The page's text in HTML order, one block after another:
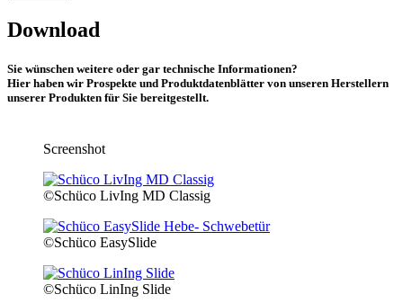
Download
Sie wünschen weitere oder gar technische Informationen?
Hier haben wir Prospekte und Produktdatenblätter von unseren Herstellern
unserer Produkten für Sie bereitgestellt.
Screenshot
©Schüco LivIng MD Classig
©Schüco EasySlide
©Schüco LinIng Slide